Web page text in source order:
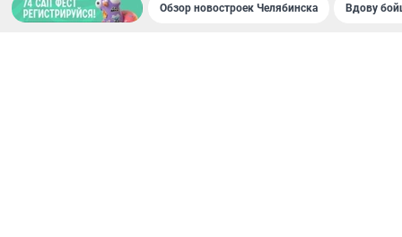
Обзор новостроек Челябинска Вдову